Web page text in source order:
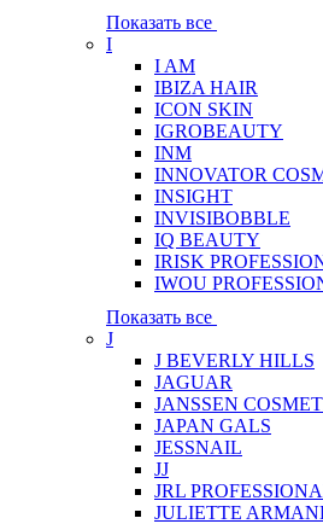
Показать все
I
I AM
IBIZA HAIR
ICON SKIN
IGROBEAUTY
INM
INNOVATOR
INSIGHT
INVISIBOBBLE
IQ BEAUTY
IRISK
IWOU
Показать все
J
J BEVERLY HILLS
JAGUAR
JANSSEN
JAPAN GALS
JESSNAIL
JJ
JRL
JULIETTE